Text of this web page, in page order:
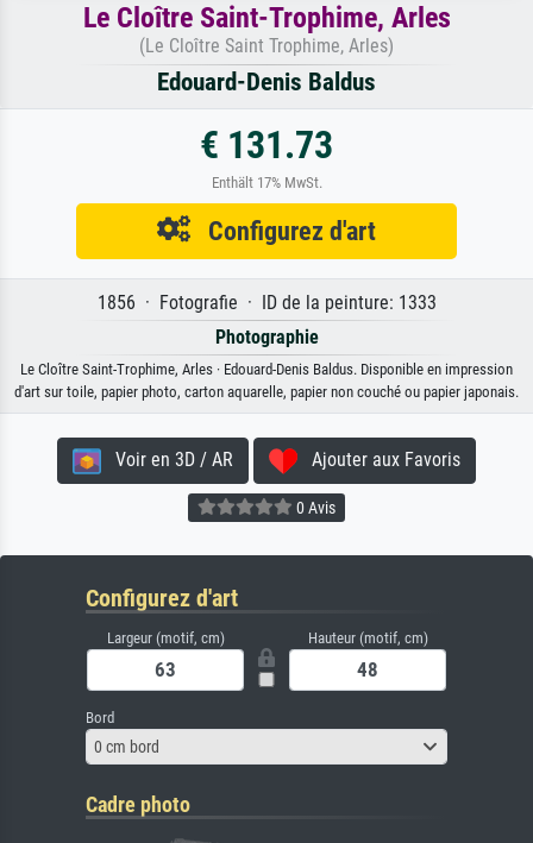
Le Cloître Saint-Trophime, Arles
(Le Cloître Saint Trophime, Arles)
Edouard-Denis Baldus
€ 131.73
Enthält 17% MwSt.
Configurez d'art
1856 · Fotografie · ID de la peinture: 1333
Photographie
Le Cloître Saint-Trophime, Arles · Edouard-Denis Baldus. Disponible en impression
d'art sur toile, papier photo, carton aquarelle, papier non couché ou papier japonais.
Voir en 3D / AR Ajouter aux Favoris
0 Avis
Configurez d'art
Largeur (motif, cm) Hauteur (motif, cm)
Bord
0 cm bord
Cadre photo